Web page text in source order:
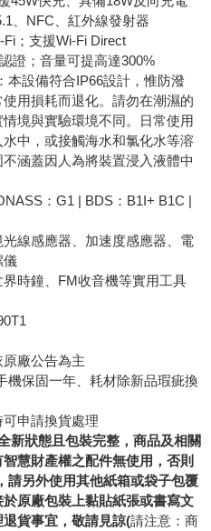
、NFC、紅外線發射器
；支援Wi-Fi Direct
證；音量可提高達300%
設備符合IP66設計，惟防潑
用損耗而退化。請勿在潮濕的
境與實驗環境不同。日常使用
中，或接觸海水和氯化水等溶
涵蓋因人為將裝置浸入液體中
：G1 | BDS：B1I+ B1C |
線感應器、加速度感應器、電
儀
時鐘、FM收音機等實用工具
廠公告為主
保固一年、耗材除新品瑕疵換
申請換貨處理
新狀態且包裝完整，商品及相關
慧財產權之配件無使用，否則
請另外使用其他紙箱或袋子包覆
原廠包裝上黏貼紙張或書寫文
貨事宜，敬請見諒(請注意：商